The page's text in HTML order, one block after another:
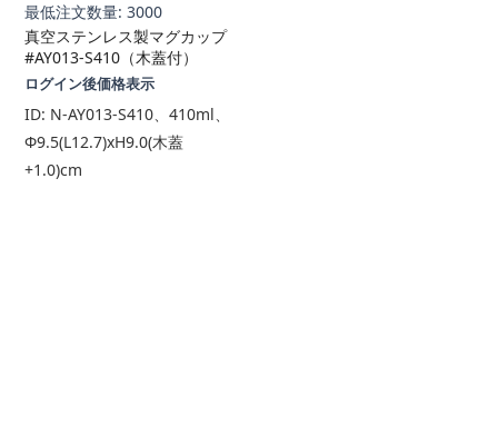
最低注文数量: 3000
真空ステンレス製マグカップ
#AY013-S410（木蓋付）
ログイン後価格表示
ID: N-AY013-S410、410ml、
Φ9.5(L12.7)xH9.0(木蓋
+1.0)cm